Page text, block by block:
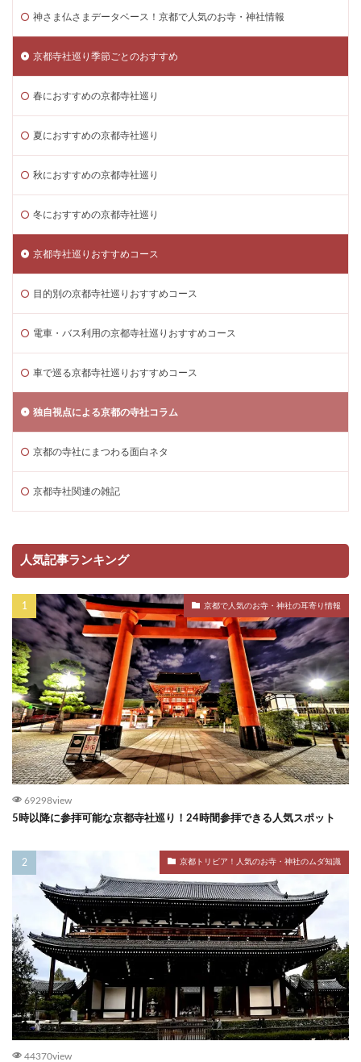
神さま仏さまデータベース！京都で人気のお寺・神社情報
京都寺社巡り季節ごとのおすすめ
春におすすめの京都寺社巡り
夏におすすめの京都寺社巡り
秋におすすめの京都寺社巡り
冬におすすめの京都寺社巡り
京都寺社巡りおすすめコース
目的別の京都寺社巡りおすすめコース
電車・バス利用の京都寺社巡りおすすめコース
車で巡る京都寺社巡りおすすめコース
独自視点による京都の寺社コラム
京都の寺社にまつわる面白ネタ
京都寺社関連の雑記
人気記事ランキング
京都で人気のお寺・神社の耳寄り情報
69298view
5時以降に参拝可能な京都寺社巡り！24時間参拝できる人気スポット
京都トリビア！人気のお寺・神社のムダ知識
44370view